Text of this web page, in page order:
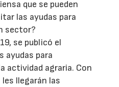
que se pueden
las ayudas para
sector?
se publicó el
ayudas para
actividad agraria. Con
llegarán las